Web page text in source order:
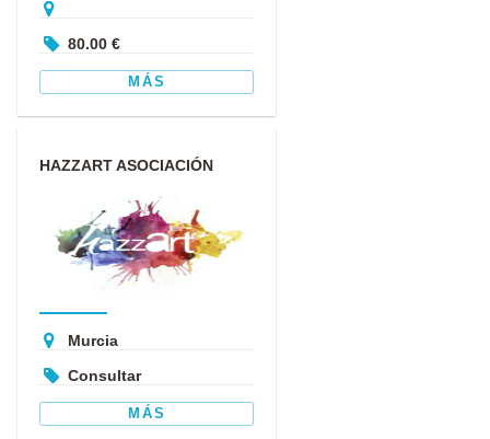
80.00 €
MÁS
HAZZART ASOCIACIÓN
Murcia
Consultar
MÁS